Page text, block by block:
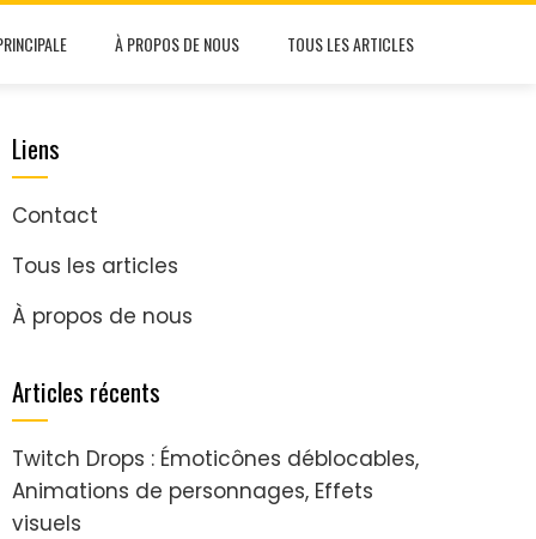
À PROPOS DE NOUS TOUS LES ARTICLES
Liens
Contact
Tous les articles
À propos de nous
Articles récents
Twitch Drops : Émoticônes déblocables,
Animations de personnages, Effets
visuels